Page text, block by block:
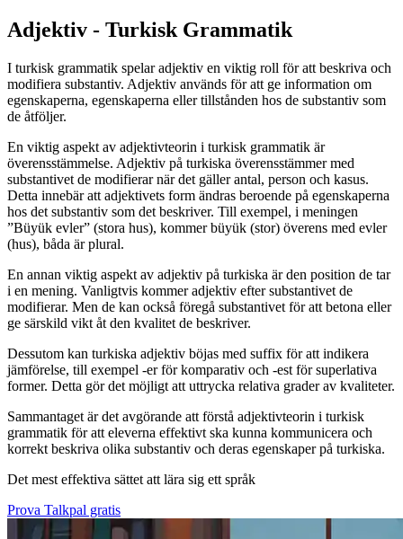
Adjektiv - Turkisk Grammatik
I turkisk grammatik spelar adjektiv en viktig roll för att beskriva och
modifiera substantiv. Adjektiv används för att ge information om
egenskaperna, egenskaperna eller tillstånden hos de substantiv som
de åtföljer.
En viktig aspekt av adjektivteorin i turkisk grammatik är
överensstämmelse. Adjektiv på turkiska överensstämmer med
substantivet de modifierar när det gäller antal, person och kasus.
Detta innebär att adjektivets form ändras beroende på egenskaperna
hos det substantiv som det beskriver. Till exempel, i meningen
”Büyük evler” (stora hus), kommer büyük (stor) överens med evler
(hus), båda är plural.
En annan viktig aspekt av adjektiv på turkiska är den position de tar
i en mening. Vanligtvis kommer adjektiv efter substantivet de
modifierar. Men de kan också föregå substantivet för att betona eller
ge särskild vikt åt den kvalitet de beskriver.
Dessutom kan turkiska adjektiv böjas med suffix för att indikera
jämförelse, till exempel -er för komparativ och -est för superlativa
former. Detta gör det möjligt att uttrycka relativa grader av kvaliteter.
Sammantaget är det avgörande att förstå adjektivteorin i turkisk
grammatik för att eleverna effektivt ska kunna kommunicera och
korrekt beskriva olika substantiv och deras egenskaper på turkiska.
Det mest effektiva sättet att lära sig ett språk
Prova Talkpal gratis